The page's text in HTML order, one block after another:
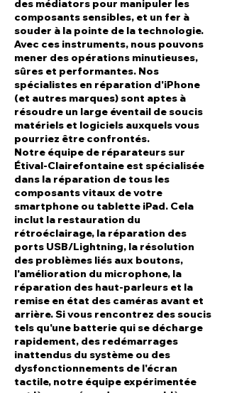
des médiators pour manipuler les
composants sensibles, et un fer à
souder à la pointe de la technologie.
Avec ces instruments, nous pouvons
mener des opérations minutieuses,
sûres et performantes. Nos
spécialistes en réparation d'iPhone
(et autres marques) sont aptes à
résoudre un large éventail de soucis
matériels et logiciels auxquels vous
pourriez être confrontés.
Notre équipe de réparateurs sur
Étival-Clairefontaine est spécialisée
dans la réparation de tous les
composants vitaux de votre
smartphone ou tablette iPad. Cela
inclut la restauration du
rétroéclairage, la réparation des
ports USB/Lightning, la résolution
des problèmes liés aux boutons,
l'amélioration du microphone, la
réparation des haut-parleurs et la
remise en état des caméras avant et
arrière. Si vous rencontrez des soucis
tels qu'une batterie qui se décharge
rapidement, des redémarrages
inattendus du système ou des
dysfonctionnements de l'écran
tactile, notre équipe expérimentée